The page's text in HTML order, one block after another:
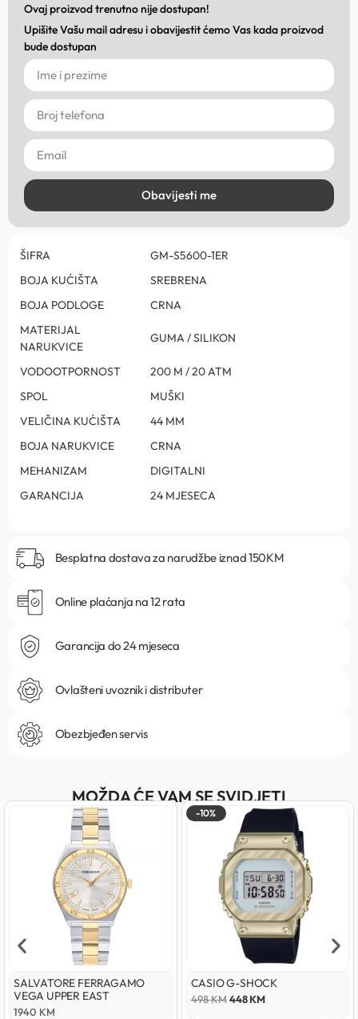
Ovaj proizvod trenutno nije dostupan!
Upišite Vašu mail adresu i obavijestit ćemo Vas kada proizvod
bude dostupan
Obavijesti me
ŠIFRA
GM-S5600-1ER
BOJA KUĆIŠTA
SREBRENA
BOJA PODLOGE
CRNA
MATERIJAL
NARUKVICE
GUMA / SILIKON
VODOOTPORNOST
200 M / 20 ATM
SPOL
MUŠKI
VELIČINA KUĆIŠTA
44 MM
BOJA NARUKVICE
CRNA
MEHANIZAM
DIGITALNI
GARANCIJA
24 MJESECA
Besplatna dostava za narudžbe iznad 150KM
Online plaćanja na 12 rata
Garancija do 24 mjeseca
Ovlašteni uvoznik i distributer
Obezbjeđen servis
MOŽDA ĆE VAM SE SVIDJETI
SALVATORE FERRAGAMO
VEGA UPPER EAST
1940 KM
-10%
CASIO G-SHOCK
498KM 448KM